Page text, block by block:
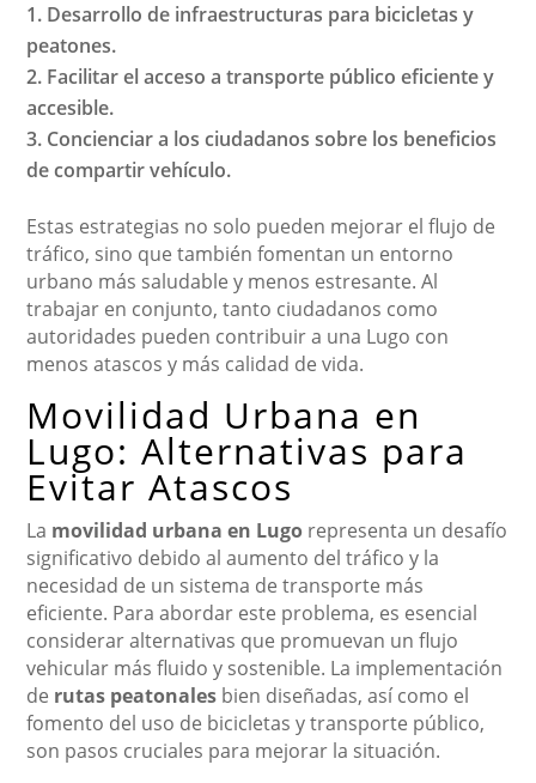
Desarrollo de infraestructuras para bicicletas y
peatones.
Facilitar el acceso a transporte público eficiente y
accesible.
Concienciar a los ciudadanos sobre los beneficios
de compartir vehículo.
Estas estrategias no solo pueden mejorar el flujo de
tráfico, sino que también fomentan un entorno
urbano más saludable y menos estresante. Al
trabajar en conjunto, tanto ciudadanos como
autoridades pueden contribuir a una Lugo con
menos atascos y más calidad de vida.
Movilidad Urbana en
Lugo: Alternativas para
Evitar Atascos
La movilidad urbana en Lugo representa un desafío
significativo debido al aumento del tráfico y la
necesidad de un sistema de transporte más
eficiente. Para abordar este problema, es esencial
considerar alternativas que promuevan un flujo
vehicular más fluido y sostenible. La implementación
de rutas peatonales bien diseñadas, así como el
fomento del uso de bicicletas y transporte público,
son pasos cruciales para mejorar la situación.